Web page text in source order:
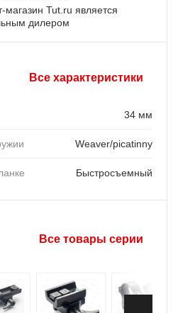
магазин Tut.ru является
дилером
Все характеристики
34 мм
Weaver/picatinny
Быстросъемный
Все товары серии